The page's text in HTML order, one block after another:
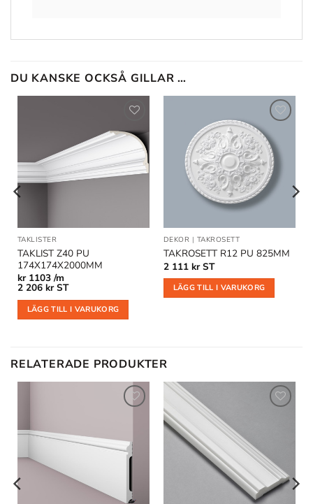
DU KANSKE OCKSÅ GILLAR …
Lägg till
i
önskelistan
TAKLISTER
TAKLIST Z40 PU
174X174X2000MM
kr1103 /m
2 206 kr ST
LÄGG TILL I VARUKORG
Lägg till
i
önskelistan
DEKOR | TAKROSETT
TAKROSETT R12 PU 825MM
2 111 kr ST
LÄGG TILL I VARUKORG
RELATERADE PRODUKTER
i
önskelistan
önskelistan